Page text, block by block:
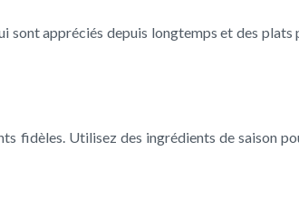
appréciés depuis longtemps et des
fidèles. Utilisez des ingrédients de saison